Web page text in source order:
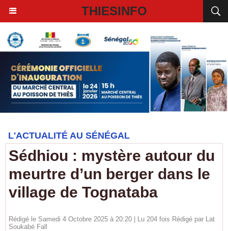
THIESINFO
L'ACTUALITÉ AU SÉNÉGAL
Sédhiou : mystère autour du
meurtre d’un berger dans le
village de Tognataba
Rédigé le Samedi 4 Octobre 2025 à 20:20 | Lu 204 fois Rédigé par Lat
Soukabé Fall